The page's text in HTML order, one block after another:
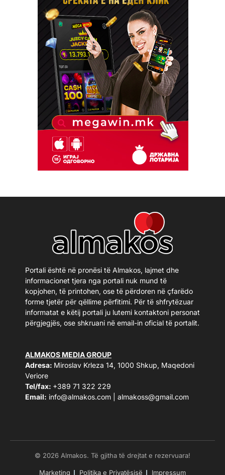
Portali është në pronësi të Almakos, lajmet dhe
informacionet tjera nga portali nuk mund të
kopjohen, të printohen, ose të përdoren në çfarëdo
forme tjetër për qëllime përfitimi. Për të shfrytëzuar
informatat e këtij portali ju lutemi kontaktoni personat
përgjegjës, ose shkruani në email-in oficial të portalit.
ALMAKOS MEDIA GROUP
Adresa: Miroslav Krleza 14, 1000 Shkup, Maqedoni
Veriore
Tel/fax: +389 71 322 229
Email: info@almakos.com almakoss@gmail.com
© 2026 Almakos. Të gjitha të drejtat e rezervuara!
Marketing Politika e Privatësisë Impressum